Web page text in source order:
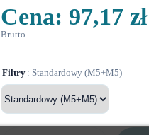
Cena: 97,17 zł
Brutto
Filtry : Standardowy (M5+M5)